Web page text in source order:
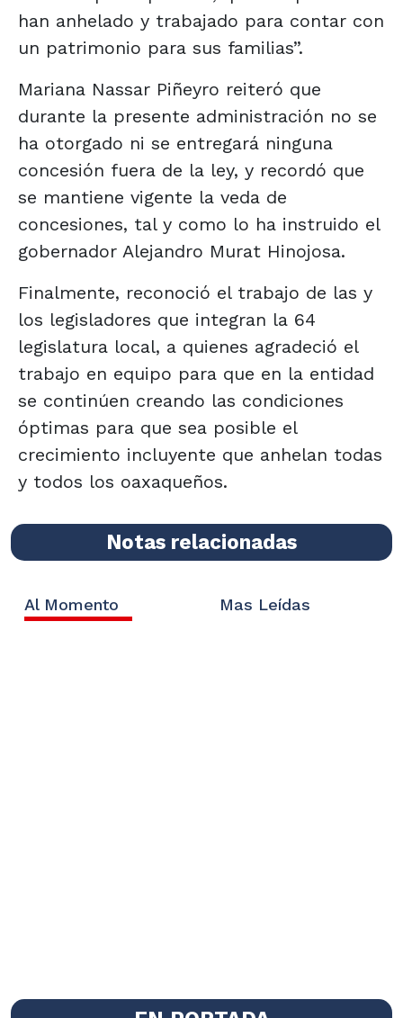
han anhelado y trabajado para contar con
un patrimonio para sus familias”.
Mariana Nassar Piñeyro reiteró que
durante la presente administración no se
ha otorgado ni se entregará ninguna
concesión fuera de la ley, y recordó que
se mantiene vigente la veda de
concesiones, tal y como lo ha instruido el
gobernador Alejandro Murat Hinojosa.
Finalmente, reconoció el trabajo de las y
los legisladores que integran la 64
legislatura local, a quienes agradeció el
trabajo en equipo para que en la entidad
se continúen creando las condiciones
óptimas para que sea posible el
crecimiento incluyente que anhelan todas
y todos los oaxaqueños.
Notas relacionadas
Al Momento Mas Leídas